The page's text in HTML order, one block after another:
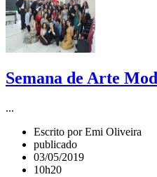
Semana de Arte
...
Escrito por Emi Oliveira
publicado
03/05/2019
10h20